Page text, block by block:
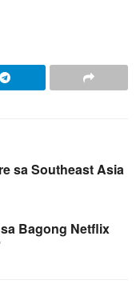
sa Southeast Asia
Bagong Netflix